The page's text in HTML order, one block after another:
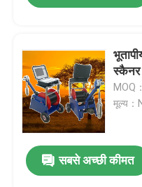
भूकंपीय उपकरण
चुंबकीय सर्वेक्षण उपकरण
ढेर अखंडता परीक्षण
स्कैनर
MOQ
मूल्य
सबसे अच्छी कीमत